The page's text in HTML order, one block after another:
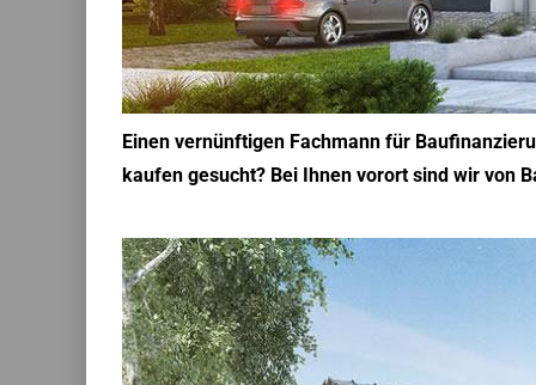
Einen vernünftigen Fachmann für
kaufen gesucht? Bei Ihnen vorort sind wir von